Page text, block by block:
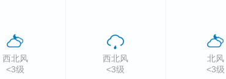
西北风 西北风 北风
<3级 <3级 <3级